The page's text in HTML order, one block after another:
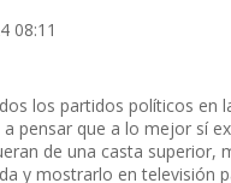
08:11
los partidos políticos en
pensar que a lo mejor sí
de una casta superior,
y mostrarlo en televisión